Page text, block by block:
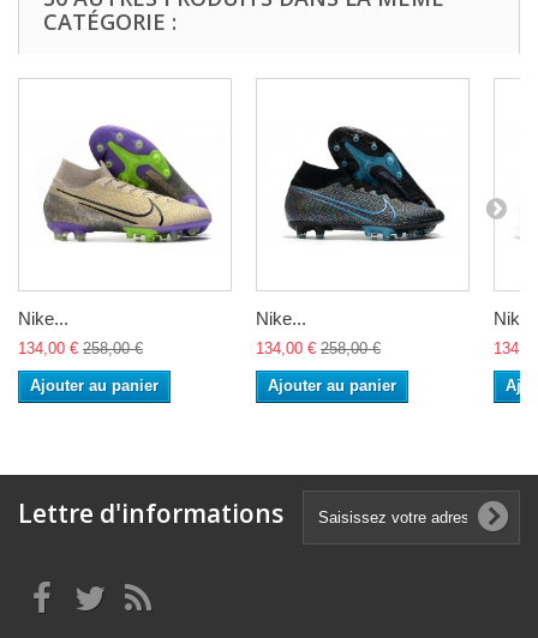
CATÉGORIE :
Nike...
134,00 € 258,00 €
Ajouter au panier
Nike...
134,00 € 258,00 €
Ajouter au panier
Lettre d'informations